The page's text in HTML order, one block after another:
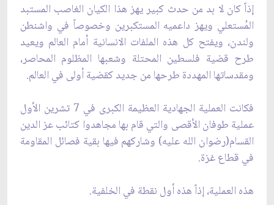
إذاً كان لا بد من حدث كبير يهز هذا الكيان الغاصب المستبد
المُستعلي ويهز داعميه المستكبرين ‏وخصوصاً في واشنطن
ولندن، ويفتح كل هذه الملفات الانسانية أمام العالم ويعيد
طرح قضية ‏فلسطين المحتلة وشعبها المظلوم المحاصر،
ومقدساتها المهددة طرحها من جديد كقضية أولى في ‏العالم.‏
فكانت العملية الجهادية العظيمة الكبرى في 7 تشرين الأول
عملية طوفان الأقصى والتي قام ‏بها مجاهدوا كتائب عز الدين
القسام(رضوان الله عليه) وشاركهم فيها بقية فصائل المقاومة
في ‏قطاع غزة.‏
هذه العملية، إذاً هذه أول نقطة في الخلفية.‏